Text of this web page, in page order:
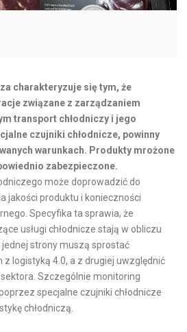
charakteryzuje się tym, że
związane z zarządzaniem
transport chłodniczy i jego
czujniki chłodnicze, powinny
warunkach. Produkty mrożone
zabezpieczone.
może doprowadzić do
jakości produktu i konieczności
Specyfika ta sprawia, że
usługi chłodnicze stają w obliczu
strony muszą sprostać
logistyką 4.0, a z drugiej uwzględnić
Szczególnie monitoring
specjalne czujniki chłodnicze
chłodniczą.